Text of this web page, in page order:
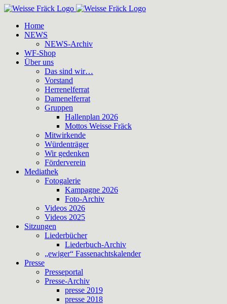
Zum
springenHome
NEWS
NEWS-Archiv
WF-Shop
Über uns
Das sind wir…
Vorstand
Herrenelferrat
Damenelferrat
Gruppen
Hallenplan 2026
Mottos Weisse Fräck
Mitwirkende
Würdenträger
Wir gedenken
Förderverein
Mediathek
Fotogalerie
Kampagne 2026
Foto-Archiv
Videos 2026
Videos 2025
Sitzungen
Liederbücher
Liederbuch-Archiv
„ewiger“ Fassenachtskalender
Presse
Presseportal
Presse-Archiv
presse 2019
presse 2018